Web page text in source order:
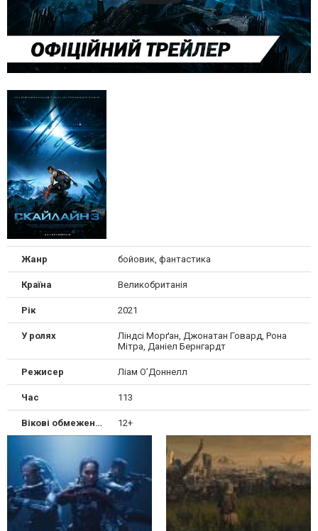
Жанр бойовик, фантастика
Країна Великобританія
Рік 2021
У ролях
Ліндсі Морґан, Джонатан Говард, Рона
Мітра, Даніел Бернгардт
Режисер Ліам О’Доннелл
Час 113
Вікові обмеження 12+